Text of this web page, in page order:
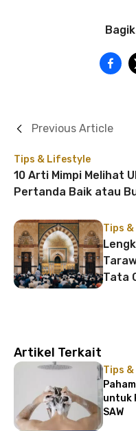
Tips & Lifestyle
10 Arti Mimpi Melihat
Pertanda Baik atau
Previous Article
Tips
Tata
Artikel Terkait
Tips
untuk
SAW